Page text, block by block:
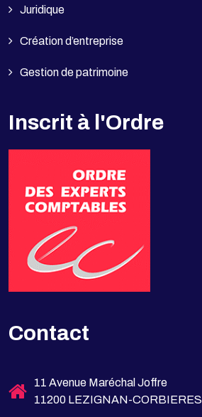
Juridique
Création d’entreprise
Gestion de patrimoine
Inscrit à l'Ordre
Contact
11 Avenue Maréchal Joffre
11200 LEZIGNAN-CORBIERES